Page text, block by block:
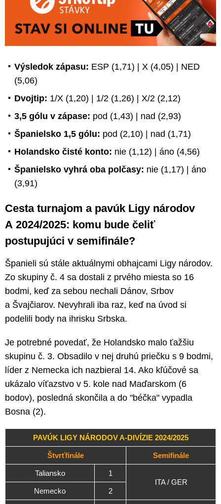
Výsledok zápasu: ESP (1,71) | X (4,05) | NED
(5,06)
Dvojtip: 1/X (1,20) | 1/2 (1,26) | X/2 (2,12)
3,5 gólu v zápase: pod (1,43) | nad (2,93)
Španielsko 1,5 gólu: pod (2,10) | nad (1,71)
Holandsko čisté konto: nie (1,12) | áno (4,56)
Španielsko vyhrá oba polčasy: nie (1,17) | áno
(3,91)
Cesta turnajom a pavúk Ligy národov
A 2024/2025: komu bude čeliť
postupujúci v semifinále?
Španieli sú stále aktuálnymi obhajcami Ligy národov.
Zo skupiny č. 4 sa dostali z prvého miesta so 16
bodmi, keď za sebou nechali Dánov, Srbov
a Švajčiarov. Nevyhrali iba raz, keď na úvod si
podelili body na ihrisku Srbska.
Je potrebné povedať, že Holandsko malo ťažšiu
skupinu č. 3. Obsadilo v nej druhú priečku s 9 bodmi,
líder z Nemecka ich nazbieral 14. Ako kľúčové sa
ukázalo víťazstvo v 5. kole nad Maďarskom (6
bodov), posledná skončila a do "béčka" vypadla
Bosna (2).
PAVÚK LIGY NÁRODOV A-DIVÍZIE 2024/2025
Štvrťfinále Semifinále
Taliansko
1
ITA / GER
Nemecko
2